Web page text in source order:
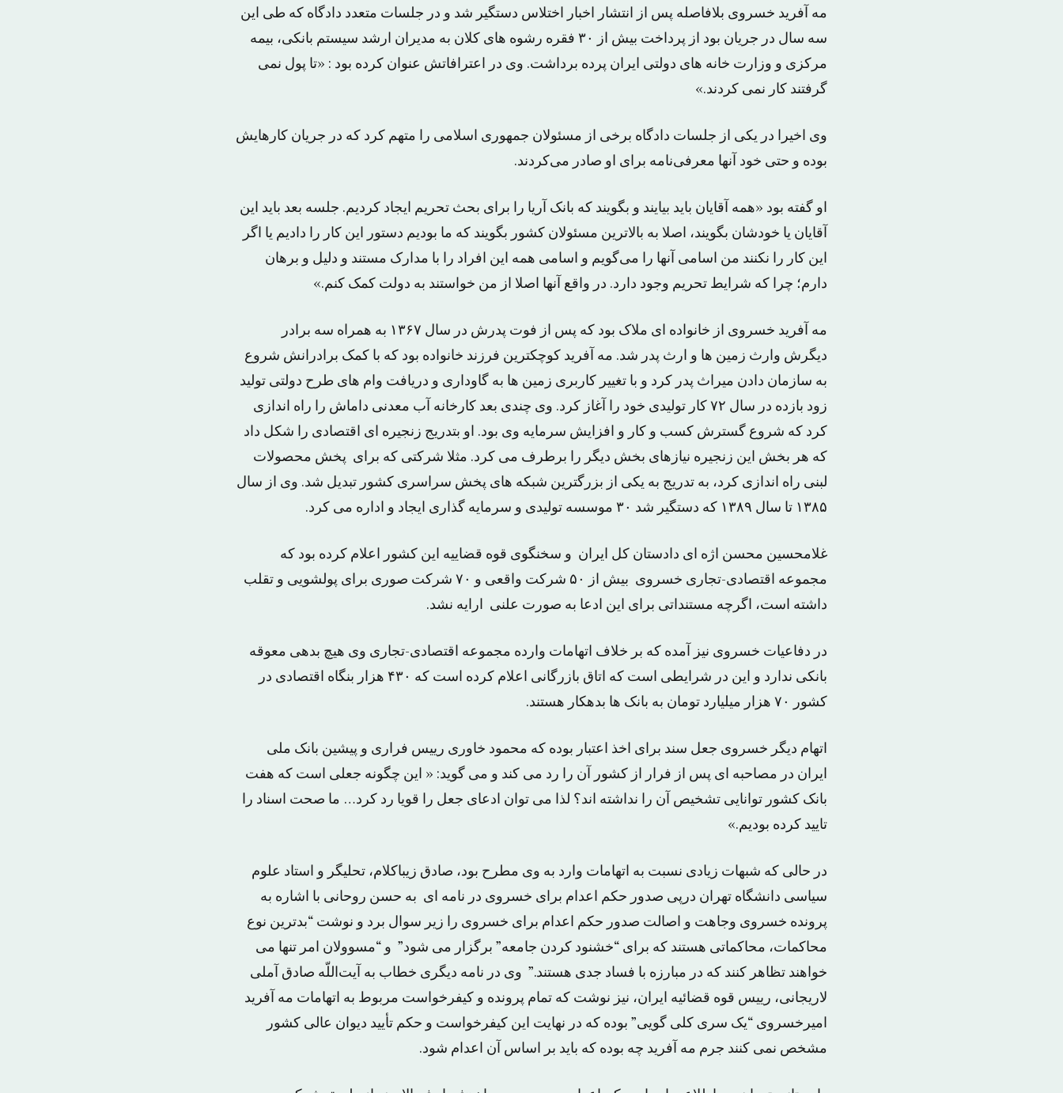
مه آفرید خسروی بلافاصله پس از انتشار اخبار اختلاس دستگیر شد و در جلسات متعدد دادگاه که طی این
سه سال در جریان بود از پرداخت بیش از ۳۰ فقره رشوه های کلان به مدیران ارشد سیستم بانکی، بیمه
مرکزی و وزارت خانه های دولتی ایران پرده برداشت. وی در اعترافاتش عنوان کرده بود : «تا پول نمی
گرفتند کار نمی کردند.»
وی اخیرا در یکی از جلسات دادگاه برخی از مسئولان جمهوری اسلامی را متهم کرد که در جریان کارهایش
بوده و حتی خود آنها معرفی‌نامه برای او صادر می‌کردند.
او گفته بود «همه آقایان باید بیایند و بگویند که بانک آریا را برای بحث تحریم ایجاد کردیم. جلسه بعد باید این
آقایان یا خودشان بگویند، اصلا به بالاترین مسئولان کشور بگویند که ما بودیم دستور این کار را دادیم یا اگر
این کار را نکنند من اسامی آنها را می‌گویم و اسامی همه این افراد را با مدارک مستند و دلیل و برهان
دارم؛ چرا که شرایط تحریم وجود دارد. در واقع آنها اصلا از من خواستند به دولت کمک کنم.»
مه آفرید خسروی از خانواده ای ملاک بود که پس از فوت پدرش در سال ۱۳۶۷ به همراه سه برادر
دیگرش وارث زمین ها و ارث پدر شد. مه آفرید کوچکترین فرزند خانواده بود که با کمک برادرانش شروع
به سازمان دادن میراث پدر کرد و با تغییر کاربری زمین ها به گاوداری و دریافت وام های طرح دولتی تولید
زود بازده در سال ۷۲ کار تولیدی خود را آغاز کرد. وی چندی بعد کارخانه آب معدنی داماش را راه اندازی
کرد که شروع گسترش کسب و کار و افزایش سرمایه وی بود. او بتدریج زنجیره ای اقتصادی را شکل داد
که هر بخش این زنجیره نیازهای بخش دیگر را برطرف می کرد. مثلا شرکتی که برای پخش محصولات
لبنی راه اندازی کرد، به تدریج به یکی از بزرگترین شبکه های پخش سراسری کشور تبدیل شد. وی از سال
۱۳۸۵ تا سال ۱۳۸۹ که دستگیر شد ۳۰ موسسه تولیدی و سرمایه گذاری ایجاد و اداره می کرد.
غلامحسین محسن اژه ای دادستان کل ایران و سخنگوی قوه قضاییه این کشور اعلام کرده بود که
مجموعه اقتصادی-تجاری خسروی بیش از ۵۰ شرکت واقعی و ۷۰ شرکت صوری برای پولشویی و تقلب
داشته است، اگرچه مستنداتی برای این ادعا به صورت علنی ارایه نشد.
در دفاعیات خسروی نیز آمده که بر خلاف اتهامات وارده مجموعه اقتصادی-تجاری وی هیچ بدهی معوقه
بانکی ندارد و این در شرایطی است که اتاق بازرگانی اعلام کرده است که ۴۳۰ هزار بنگاه اقتصادی در
کشور ۷۰ هزار میلیارد تومان به بانک ها بدهکار هستند.
اتهام دیگر خسروی جعل سند برای اخذ اعتبار بوده که محمود خاوری رییس فراری و پیشین بانک ملی
ایران در مصاحبه ای پس از فرار از کشور آن را رد می کند و می گوید: « این چگونه جعلی است که هفت
بانک کشور توانایی تشخیص آن را نداشته اند؟ لذا می توان ادعای جعل را قویا رد کرد… ما صحت اسناد را
تایید کرده بودیم.»
در حالی که شبهات زیادی نسبت به اتهامات وارد به وی مطرح بود، صادق زیباکلام، تحلیگر و استاد علوم
سیاسی دانشگاه تهران درپی صدور حکم اعدام برای خسروی در نامه ای به حسن روحانی با اشاره به
پرونده خسروی وجاهت و اصالت صدور حکم اعدام برای خسروی را زیر سوال برد و نوشت “بدترین نوع
محاکمات، محاکماتی هستند که برای “خشنود کردن جامعه” برگزار می شود” و “مسوولان امر تنها می
خواهند تظاهر کنند که در مبارزه با فساد جدی هستند.” وی در نامه دیگری خطاب به آیت‌اللّه صادق آملی
لاریجانی، رییس قوه قضائیه ایران، نیز نوشت که تمام پرونده و کیفرخواست مربوط به اتهامات مه آفرید
امیرخسروی “یک سری کلی‌ گویی” بوده که در نهایت این کیفرخواست و حکم تأیید دیوان عالی‌ کشور
مشخص نمی کنند جرم مه آفرید چه بوده که باید بر اساس آن اعدام شود.